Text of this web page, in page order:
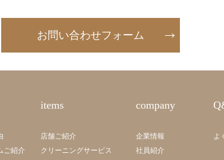
お問い合わせフォーム
ご紹介
items
店舗ご紹介
クリーニングサービス
company
企業情報
社員紹介
よ